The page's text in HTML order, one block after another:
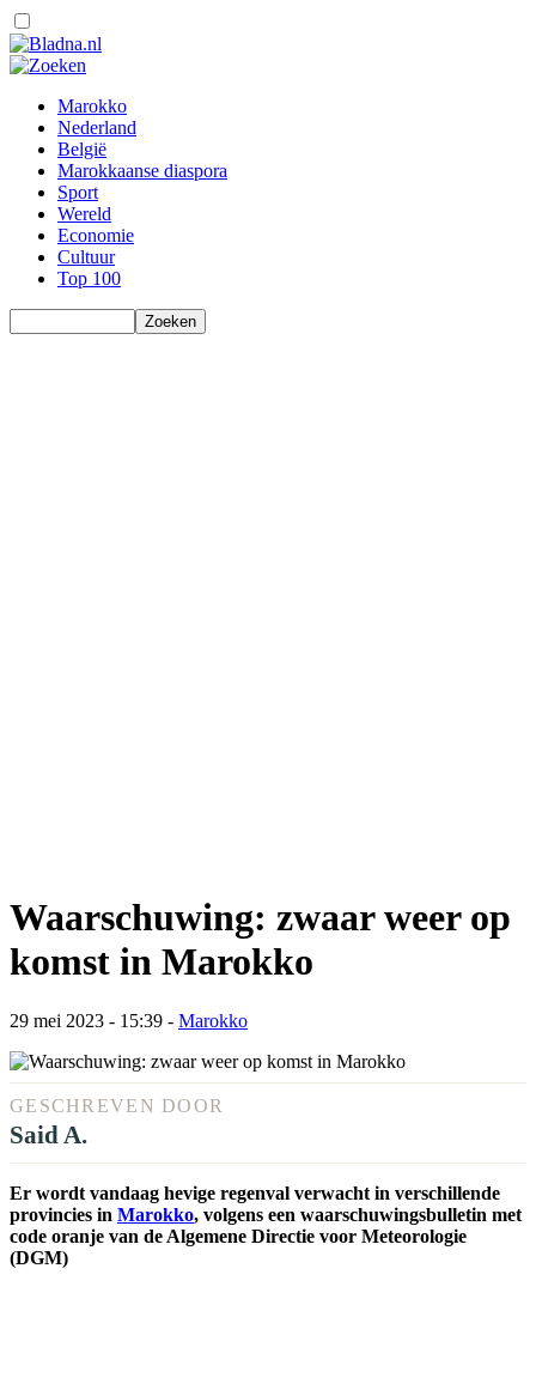
Marokko
Nederland
België
Marokkaanse diaspora
Sport
Wereld
Economie
Cultuur
Top 100
Waarschuwing: zwaar weer op
komst in Marokko
29 mei 2023 - 15:39 - Marokko
GESCHREVEN DOOR
Said A.
Er wordt vandaag hevige regenval verwacht in verschillende
provincies in Marokko, volgens een waarschuwingsbulletin met
code oranje van de Algemene Directie voor Meteorologie
(DGM)